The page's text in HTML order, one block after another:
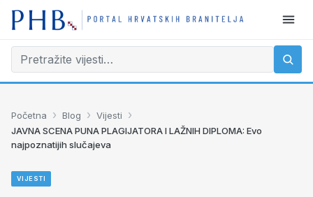
Početna › Blog › Vijesti ›
JAVNA SCENA PUNA PLAGIJATORA I LAŽNIH DIPLOMA: Evo
najpoznatijih slučajeva
VIJESTI